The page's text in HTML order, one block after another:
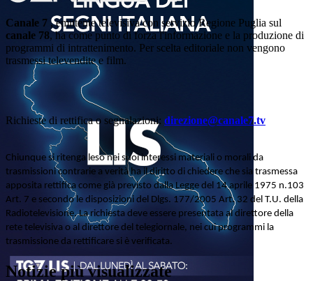
Canale 7 , emittente televisiva con servizio Regione Puglia sul
canale 78, ha come punto di forza l'informazione e la produzione di
programmi di intrattenimento. Per scelta editoriale non vengono
trasmessi televendite e film.
Richieste di rettifica o segnalazioni: direzione@canale7.tv
Chiunque si ritenga leso nei suoi interessi materiali o morali da
trasmissioni contrarie a verità ha il diritto di chiedere che sia trasmessa
apposita rettifica come già previsto dalla Legge del 14 aprile 1975 n.103
Art. 7 e secondo le disposizioni del Dlgs. 177/2005 Art. 32 del T.U. della
Radiotelevisione. La richiesta deve essere presentata al direttore della
rete televisiva o al direttore del telegiornale, nei cui programmi la
trasmissione da rettificare si è verificata.
Notizie più visualizzate